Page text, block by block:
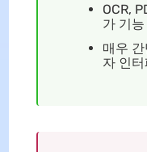
OCR,
가 기능
매우
자 인